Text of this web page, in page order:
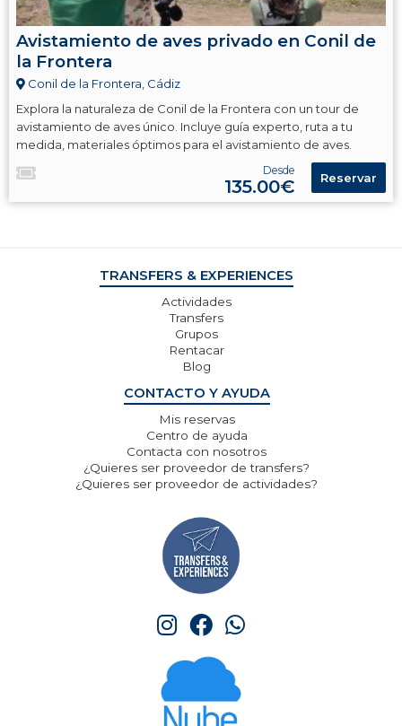
Avistamiento de aves privado en Conil de
la Frontera
Conil de la Frontera, Cádiz
Explora la naturaleza de Conil de la Frontera con un tour de
avistamiento de aves único. Incluye guía experto, ruta a tu
medida, materiales óptimos para el avistamiento de aves.
Desde
135.00€ Reservar
TRANSFERS & EXPERIENCES
Actividades
Transfers
Grupos
Rentacar
Blog
CONTACTO Y AYUDA
Mis reservas
Centro de ayuda
Contacta con nosotros
¿Quieres ser proveedor de transfers?
¿Quieres ser proveedor de actividades?